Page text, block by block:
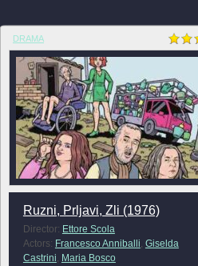
DRAMA
Ruzni, Prljavi, Zli (1976)
Director: Ettore Scola
Actors: Francesco Anniballi, Giselda
Castrini, Maria Bosco